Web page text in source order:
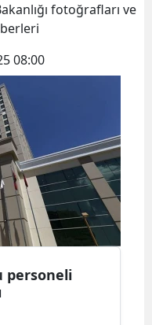
fotoğrafları ve
08:00
personeli